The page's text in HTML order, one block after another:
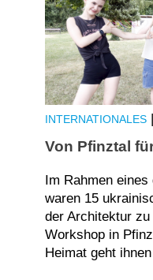
INTERNATIONALES
Von Pfinztal
Im Rahmen
waren 15
der Architektur
Workshop in
Heimat geht